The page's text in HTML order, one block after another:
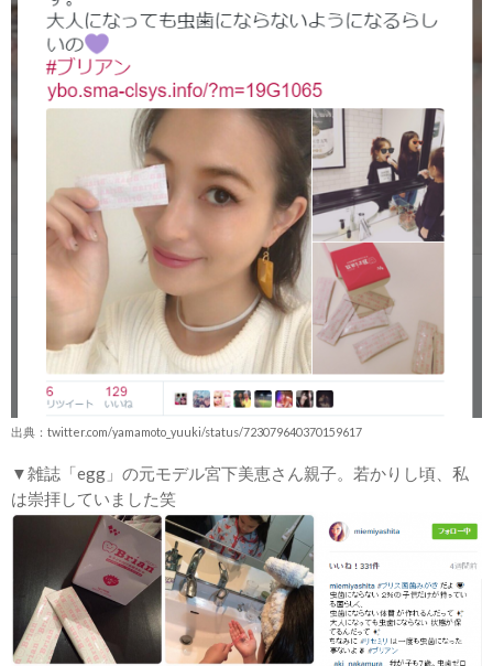
出典：twitter.com/yamamoto_yuuki/status/723079640370159617
▼雑誌「egg」の元モデル宮下美恵さん親子。若かりし頃、私
は崇拝していました笑